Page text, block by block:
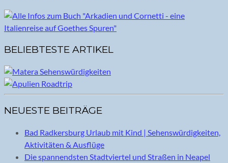
BELIEBTESTE ARTIKEL
NEUESTE BEITRÄGE
Bad Radkersburg Urlaub mit Kind | Sehenswürdigkeiten,
Aktivitäten & Ausflüge
Die spannendsten Stadtviertel und Straßen in Neapel